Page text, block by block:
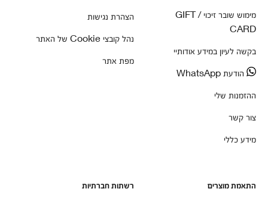
מימוש שובר זיכוי / GIFT
CARD
בקשה לעיון במידע אודותיי
הודעת WhatsApp
ההזמנות שלי
צור קשר
מידע כללי
הצהרת נגישות
נהל קובצי Cookie של האתר
מפת אתר
התאמת מוצרים רשתות חברתיות